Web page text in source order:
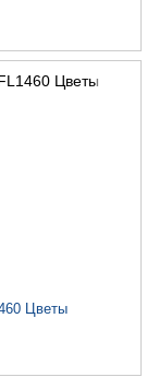
Цветы